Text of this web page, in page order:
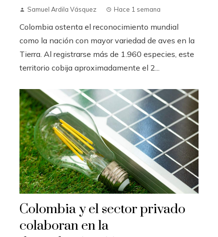
Samuel Ardila Vásquez Hace 1 semana
Colombia ostenta el reconocimiento mundial
como la nación con mayor variedad de aves en la
Tierra. Al registrarse más de 1.960 especies, este
territorio cobija aproximadamente el 2...
Colombia y el sector privado
colaboran en la